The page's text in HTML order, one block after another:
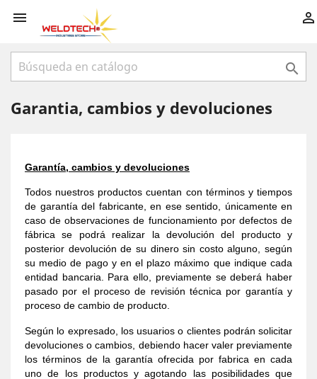
 

Garantia, cambios y devoluciones
Garantía, cambios y devoluciones
Todos nuestros productos cuentan con términos y tiempos
de garantía del fabricante, en ese sentido, únicamente en
caso de observaciones de funcionamiento por defectos de
fábrica se podrá realizar la devolución del producto y
posterior devolución de su dinero sin costo alguno, según
su medio de pago y en el plazo máximo que indique cada
entidad bancaria. Para ello, previamente se deberá haber
pasado por el proceso de revisión técnica por garantía y
proceso de cambio de producto.
Según lo expresado, los usuarios o clientes podrán solicitar
devoluciones o cambios, debiendo hacer valer previamente
los términos de la garantía ofrecida por fabrica en cada
uno de los productos y agotando las posibilidades que